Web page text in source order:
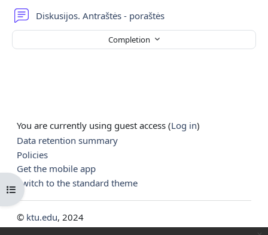
Open course index
Diskusijos. Antraštės - poraštės
Completion
You are currently using guest access (Log in)
Data retention summary
Policies
Get the mobile app
Switch to the standard theme
© ktu.edu, 2024